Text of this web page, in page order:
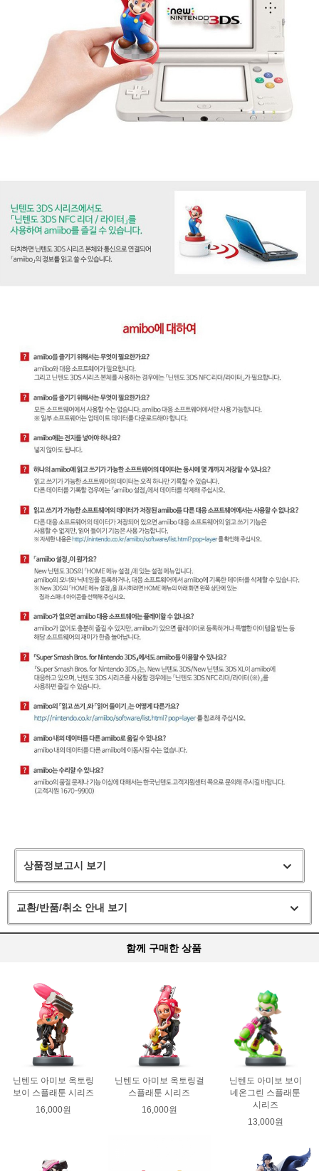
상품정보고시 보기
교환/반품/취소 안내 보기
함께 구매한 상품
닌텐도 아미보 옥토링
보이 스플래툰 시리즈
16,000원
닌텐도 아미보 옥토링걸
스플래툰 시리즈
16,000원
닌텐도 아미보 보이
네온그린 스플래툰
시리즈
13,000원